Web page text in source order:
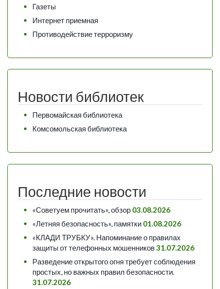
Газеты
Интернет приемная
Противодействие терроризму
Новости библиотек
Первомайская библиотека
Комсомольская библиотека
Последние новости
«Советуем прочитать», обзор 03.08.2026
«Летняя безопасность», памятки 01.08.2026
«КЛАДИ ТРУБКУ». Напоминание о правилах
защиты от телефонных мошенников31.07.2026
Разведение открытого огня требует соблюдения
простых, но важных правил безопасности.
31.07.2026